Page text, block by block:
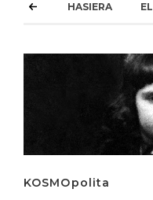
HASIERA
KOSMOpolita